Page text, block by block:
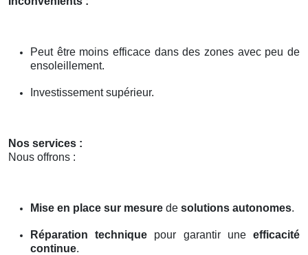
Peut être moins efficace dans des zones avec peu de
ensoleillement.
Investissement supérieur.
Nos services :
Nous offrons :
Mise en place sur mesure de solutions autonomes.
Réparation technique pour garantir uneefficacité
continue.